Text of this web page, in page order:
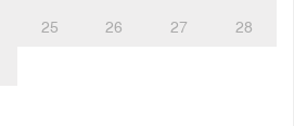
25 26 27
28